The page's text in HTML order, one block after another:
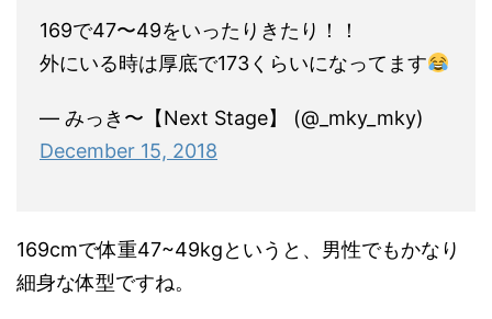
169で47〜49をいったりきたり！！
外にいる時は厚底で173くらいになってます
— みっき〜【Next Stage】 (@_mky_mky)
December 15, 2018
169cmで体重47~49kgというと、男性でもかなり
細身な体型ですね。